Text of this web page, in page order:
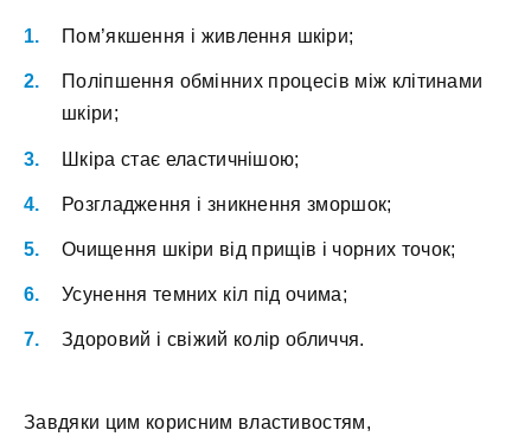
Пом’якшення і живлення шкіри;
Поліпшення обмінних процесів між клітинами
шкіри;
Шкіра стає еластичнішою;
Розгладження і зникнення зморшок;
Очищення шкіри від прищів і чорних точок;
Усунення темних кіл під очима;
Здоровий і свіжий колір обличчя.
Завдяки цим корисним властивостям,